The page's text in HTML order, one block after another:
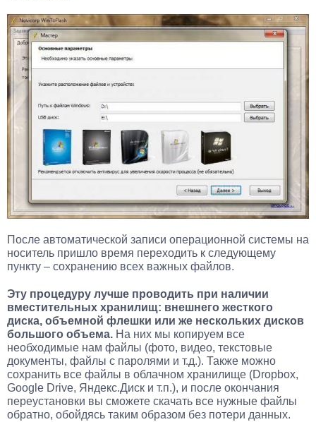
После автоматической записи операционной системы на
носитель пришло время переходить к следующему
пункту – сохранению всех важных файлов.
Эту процедуру лучше проводить при наличии
вместительных хранилищ: внешнего жесткого
диска, объемной флешки или же нескольких дисков
большого объема. На них мы копируем все
необходимые нам файлы (фото, видео, текстовые
документы, файлы с паролями и т.д.). Также можно
сохранить все файлы в облачном хранилище (Dropbox,
Google Drive, Яндекс.Диск и т.п.), и после окончания
переустановки вы сможете скачать все нужные файлы
обратно, обойдясь таким образом без потери данных.